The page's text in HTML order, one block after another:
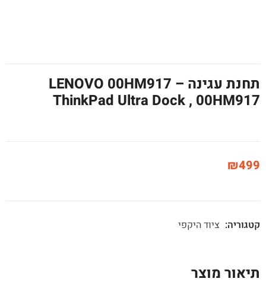
תחנת עגינה LENOVO 00HM917 –
ThinkPad Ultra Dock , 00HM917
₪499
קטגוריה: ציוד היקפי
תיאור מוצר